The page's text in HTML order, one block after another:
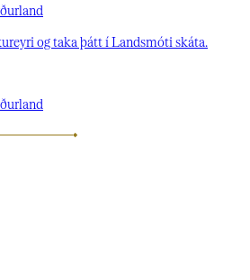
og taka þátt í Landsmóti skáta.